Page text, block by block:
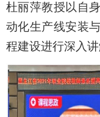
杜丽萍教授以自
动化生产线安装
程建设进行深入讲